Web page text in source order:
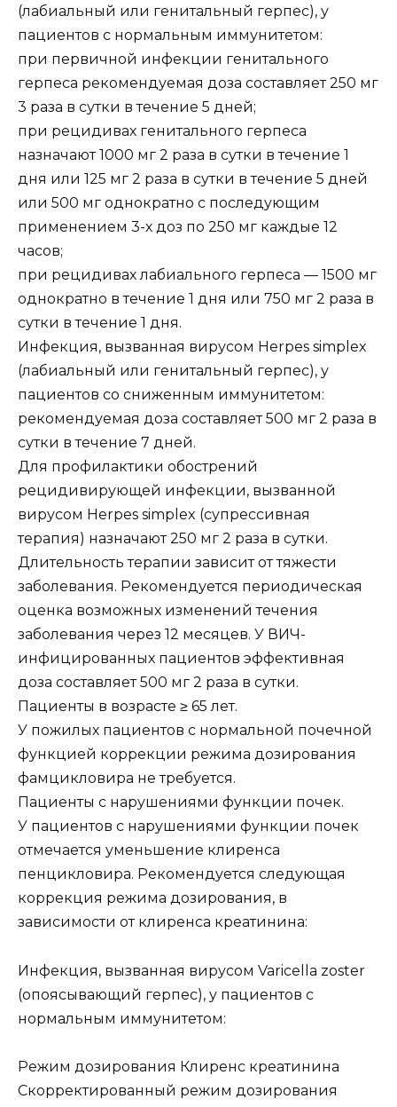
(лабиальный или генитальный герпес), у
пациентов с нормальным иммунитетом:
при первичной инфекции генитального
герпеса рекомендуемая доза составляет 250 мг
3 раза в сутки в течение 5 дней;
при рецидивах генитального герпеса
назначают 1000 мг 2 раза в сутки в течение 1
дня или 125 мг 2 раза в сутки в течение 5 дней
или 500 мг однократно с последующим
применением 3-х доз по 250 мг каждые 12
часов;
при рецидивах лабиального герпеса — 1500 мг
однократно в течение 1 дня или 750 мг 2 раза в
сутки в течение 1 дня.
Инфекция, вызванная вирусом Herpes simplex
(лабиальный или генитальный герпес), у
пациентов со сниженным иммунитетом:
рекомендуемая доза составляет 500 мг 2 раза в
сутки в течение 7 дней.
Для профилактики обострений
рецидивирующей инфекции, вызванной
вирусом Herpes simplex (супрессивная
терапия) назначают 250 мг 2 раза в сутки.
Длительность терапии зависит от тяжести
заболевания. Рекомендуется периодическая
оценка возможных изменений течения
заболевания через 12 месяцев. У ВИЧ-
инфицированных пациентов эффективная
доза составляет 500 мг 2 раза в сутки.
Пациенты в возрасте ≥ 65 лет.
У пожилых пациентов с нормальной почечной
функцией коррекции режима дозирования
фамцикловира не требуется.
Пациенты с нарушениями функции почек.
У пациентов с нарушениями функции почек
отмечается уменьшение клиренса
пенцикловира. Рекомендуется следующая
коррекция режима дозирования, в
зависимости от клиренса креатинина:
Инфекция, вызванная вирусом Varicella zoster
(опоясывающий герпес), у пациентов с
нормальным иммунитетом:
Режим дозирования Клиренс креатинина
Скорректированный режим дозирования